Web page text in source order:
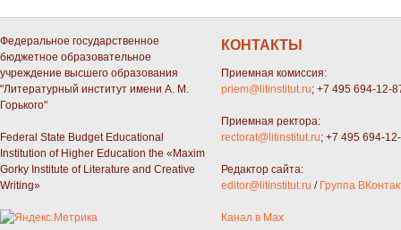
Федеральное государственное
бюджетное образовательное
учреждение высшего образования
"Литературный институт имени А. М.
Горького"
Federal State Budget Educational
Institution of Higher Education the «Maxim
Gorky Institute of Literature and Creative
Writing»
КОНТАКТЫ
Приемная комиссия:
priem@litinstitut.ru; +7 495 694-12-
Приемная ректора:
rectorat@litinstitut.ru; +7 495 694-
Редактор сайта:
editor@litinstitut.ru / Группа
Канал в Max